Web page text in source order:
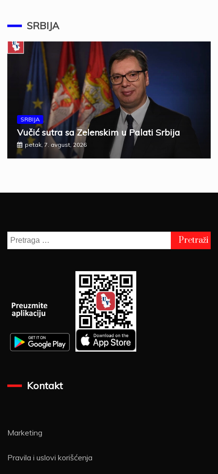
SRBIJA
SRBIJA
Vučić sutra sa Zelenskim u Palati Srbija
petak, 7. avgust, 2026
Pretraga
za:
Kontakt
Marketing
Pravila i uslovi korišćenja